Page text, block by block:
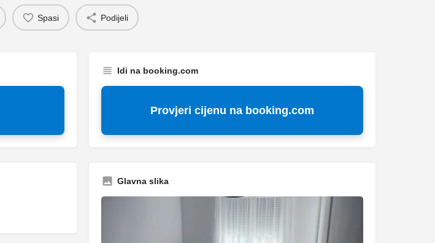
Spasi Podijeli
Idi na booking.com
Provjeri cijenu na booking.com
Glavna slika